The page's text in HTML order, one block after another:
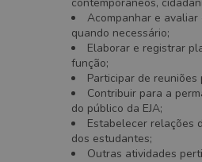
Acompanhar e
quando necessário;
Elaborar e registrar
função;
Participar de
Contribuir para a
do público da EJA;
Estabelecer relações
dos estudantes;
Outras atividades